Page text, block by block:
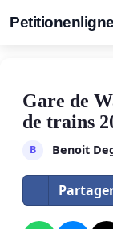
Gare de
de trains
B Benoit